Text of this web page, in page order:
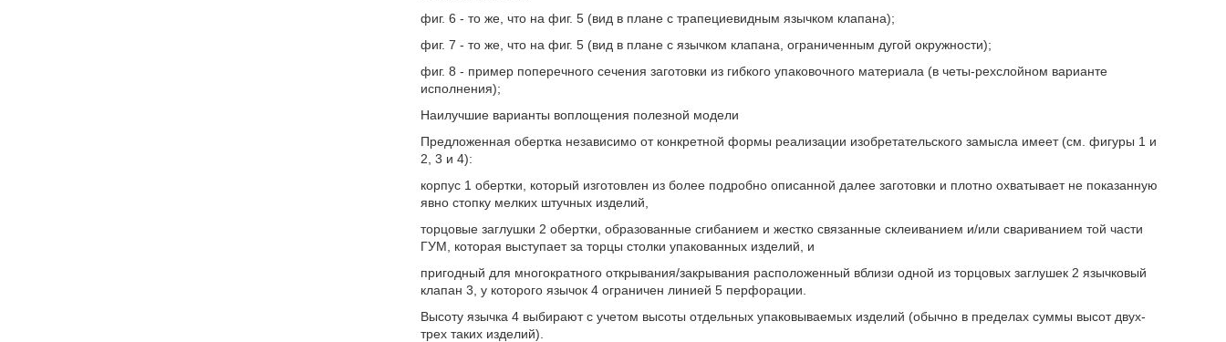
фиг. 6 - то же, что на фиг. 5 (вид в плане с трапециевидным язычком клапана);
фиг. 7 - то же, что на фиг. 5 (вид в плане с язычком клапана, ограниченным дугой окружности);
фиг. 8 - пример поперечного сечения заготовки из гибкого упаковочного материала (в четы-рехслойном варианте
исполнения);
Наилучшие варианты воплощения полезной модели
Предложенная обертка независимо от конкретной формы реализации изобретательского замысла имеет (см. фигуры 1 и
2, 3 и 4):
корпус 1 обертки, который изготовлен из более подробно описанной далее заготовки и плотно охватывает не показанную
явно стопку мелких штучных изделий,
торцовые заглушки 2 обертки, образованные сгибанием и жестко связанные склеиванием и/или свариванием той части
ГУМ, которая выступает за торцы столки упакованных изделий, и
пригодный для многократного открывания/закрывания расположенный вблизи одной из торцовых заглушек 2 язычковый
клапан 3, у которого язычок 4 ограничен линией 5 перфорации.
Высоту язычка 4 выбирают с учетом высоты отдельных упаковываемых изделий (обычно в пределах суммы высот двух-
трех таких изделий).